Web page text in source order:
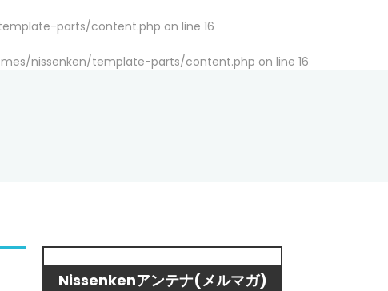
parts/content.php on line 16
nissenken/template-parts/content.php on line 16
Nissenkenアンテナ(メルマガ)